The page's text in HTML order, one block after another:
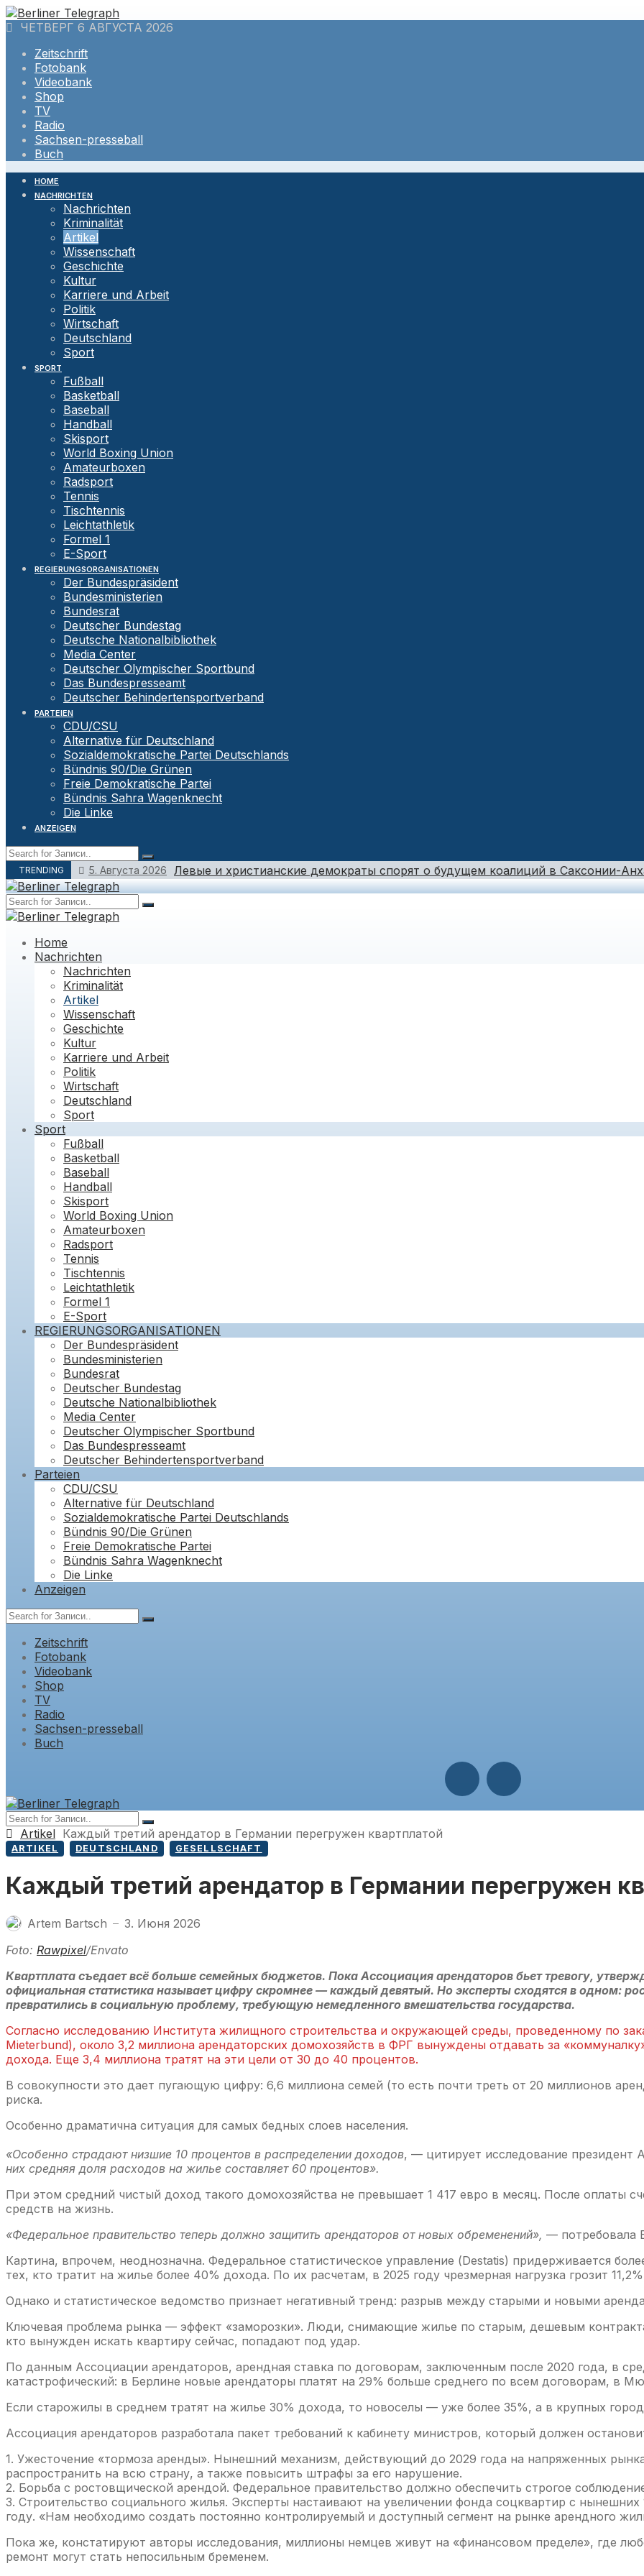
Skip
to ЧЕТВЕРГ 6 АВГУСТА 2026
Zeitschrift
Fotobank
Videobank
Shop
TV
Radio
Sachsen-presseball
Buch
HOME
NACHRICHTEN
Nachrichten
Kriminalität
Artikel
Wissenschaft
Geschichte
Kultur
Karriere und Arbeit
Politik
Wirtschaft
Deutschland
Sport
SPORT
Fußball
Basketball
Baseball
Handball
Skisport
World Boxing Union
Amateurboxen
Radsport
Tennis
Tischtennis
Leichtathletik
Formel 1
E-Sport
REGIERUNGSORGANISATIONEN
Der Bundespräsident
Bundesministerien
Bundesrat
Deutscher Bundestag
Deutsche Nationalbibliothek
Media Center
Deutscher Olympischer Sportbund
Das Bundespresseamt
Deutscher Behindertensportverband
PARTEIEN
CDU/CSU
Alternative für Deutschland
Sozialdemokratische Partei Deutschlands
Bündnis 90/Die Grünen
Freie Demokratische Partei
Bündnis Sahra Wagenknecht
Die Linke
ANZEIGEN
TRENDING 5. Августа 2026 Левые и христианские демократы спорят о будущем коалиций в Саксонии-
Home
Nachrichten
Nachrichten
Kriminalität
Artikel
Wissenschaft
Geschichte
Kultur
Karriere und Arbeit
Politik
Wirtschaft
Deutschland
Sport
Sport
Fußball
Basketball
Baseball
Handball
Skisport
World Boxing Union
Amateurboxen
Radsport
Tennis
Tischtennis
Leichtathletik
Formel 1
E-Sport
REGIERUNGSORGANISATIONEN
Der Bundespräsident
Bundesministerien
Bundesrat
Deutscher Bundestag
Deutsche Nationalbibliothek
Media Center
Deutscher Olympischer Sportbund
Das Bundespresseamt
Deutscher Behindertensportverband
Parteien
CDU/CSU
Alternative für Deutschland
Sozialdemokratische Partei Deutschlands
Bündnis 90/Die Grünen
Freie Demokratische Partei
Bündnis Sahra Wagenknecht
Die Linke
Anzeigen
Zeitschrift
Fotobank
Videobank
Shop
TV
Radio
Sachsen-presseball
Buch
Artikel Каждый третий арендатор в Германии перегружен квартплатой
ARTIKEL DEUTSCHLAND GESELLSCHAFT
Каждый третий арендатор в Германии перегружен
Artem Bartsch —
3. Июня 2026
Foto: Rawpixel/Envato
Квартплата съедает всё больше семейных бюджетов. Пока Ассоциация арендаторов бьет тревогу,
официальная статистика называет цифру скромнее — каждый девятый. Но эксперты сходятся в одном:
превратились в социальную проблему, требующую немедленного вмешательства государства.
Согласно исследованию Института жилищного строительства и окружающей среды, проведенному по
Mieterbund), около 3,2 миллиона арендаторских домохозяйств в ФРГ вынуждены отдавать за
дохода. Еще 3,4 миллиона тратят на эти цели от 30 до 40 процентов.
В совокупности это дает пугающую цифру: 6,6 миллиона семей (то есть почти треть от 20 миллионов
риска.
Особенно драматична ситуация для самых бедных слоев населения.
«Особенно страдают низшие 10 процентов в распределении доходов, — цитирует исследование
них средняя доля расходов на жилье составляет 60 процентов».
При этом средний чистый доход такого домохозяйства не превышает 1 417 евро в месяц. После оплаты
средств на жизнь.
«Федеральное правительство теперь должно защитить арендаторов от новых обременений», — потребовала
Картина, впрочем, неоднозначна. Федеральное статистическое управление (Destatis) придерживается
тех, кто тратит на жилье более 40% дохода. По их расчетам, в 2025 году чрезмерная нагрузка грозит
Однако и статистическое ведомство признает негативный тренд: разрыв между старыми и новыми
Ключевая проблема рынка — эффект «заморозки». Люди, снимающие жилье по старым, дешевым
кто вынужден искать квартиру сейчас, попадают под удар.
По данным Ассоциации арендаторов, арендная ставка по договорам, заключенным после 2020 года, в
катастрофический: в Берлине новые арендаторы платят на 29% больше среднего по всем договорам, в
Если старожилы в среднем тратят на жилье 30% дохода, то новоселы — уже более 35%, а в крупных
Ассоциация арендаторов разработала пакет требований к кабинету министров, который должен
1. Ужесточение «тормоза аренды». Нынешний механизм, действующий до 2029 года на напряженных
распространить на всю страну, а также повысить штрафы за его нарушение.
2. Борьба с ростовщической арендой. Федеральное правительство должно обеспечить строгое
3. Строительство социального жилья. Эксперты настаивают на увеличении фонда соцквартир с
году. «Нам необходимо создать постоянно контролируемый и доступный сегмент на рынке арендного
Пока же, констатируют авторы исследования, миллионы немцев живут на «финансовом пределе», где
ремонт могут стать непосильным бременем.